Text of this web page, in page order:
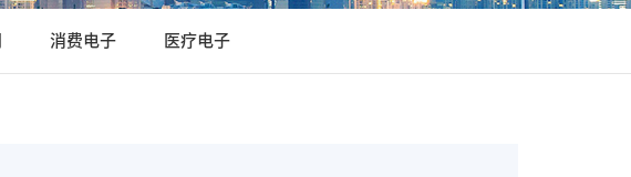
消费电子 医疗电子